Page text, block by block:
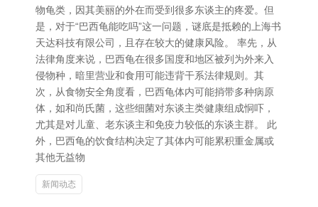
物龟类，因其美丽的外在而受到很多东谈主的疼爱。但
是，对于“巴西龟能吃吗”这一问题，谜底是抵赖的上海书
天达科技有限公司，且存在较大的健康风险。 率先，从
法律角度来说，巴西龟在很多国度和地区被列为外来入
侵物种，暗里营业和食用可能违背干系法律规则。其
次，从食物安全角度看，巴西龟体内可能捎带多种病原
体，如和尚氏菌，这些细菌对东谈主类健康组成恫吓，
尤其是对儿童、老东谈主和免疫力较低的东谈主群。 此
外，巴西龟的饮食结构决定了其体内可能累积重金属或
其他无益物
新闻动态